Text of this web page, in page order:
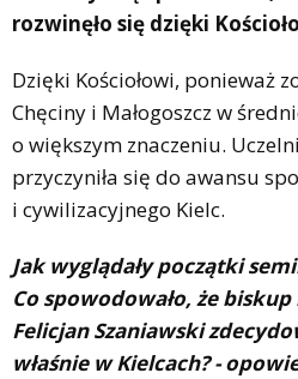
rozwinęło się dzięki
Dzięki Kościołowi, ponieważ
Chęciny i Małogoszcz w
o większym znaczeniu.
przyczyniła się do awansu
i cywilizacyjnego Kielc.
Jak wyglądały początki
Co spowodowało, że
Felicjan Szaniawski
właśnie w Kielcach? -